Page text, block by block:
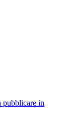
pubblicare in